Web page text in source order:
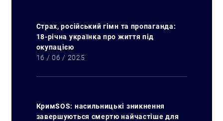
Страх, російський гімн та пропаганда:
18-річна українка про життя під
окупацією
16 / 06 / 2025
КримSOS: насильницькі зникнення
завершуються смертю найчастіше для